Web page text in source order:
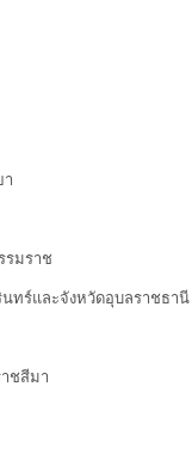
า
รมราช
ทร์และจังหวัดอุบลราชธานี
ชสีมา